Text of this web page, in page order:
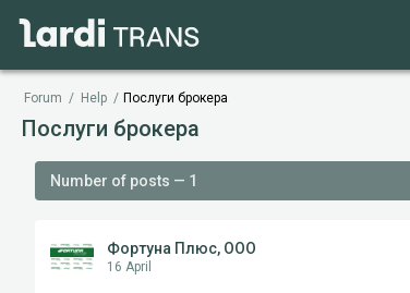
Forum / Help / Послуги брокера
Послуги брокера
Number of posts — 1
Фортуна Плюс, ООО
16 April